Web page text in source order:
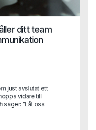
ditt team
just avslutat ett
vidare till
säger: "Låt oss
och konstruktivt,